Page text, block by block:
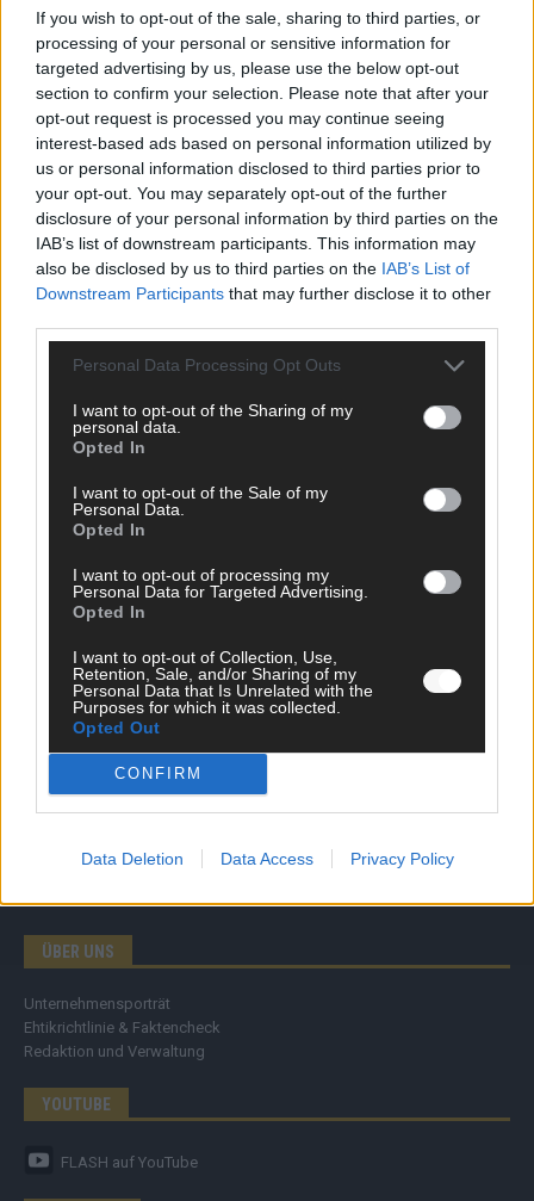
If you wish to opt-out of the sale, sharing to third parties, or
processing of your personal or sensitive information for
targeted advertising by us, please use the below opt-out
section to confirm your selection. Please note that after your
opt-out request is processed you may continue seeing
interest-based ads based on personal information utilized by
us or personal information disclosed to third parties prior to
your opt-out. You may separately opt-out of the further
disclosure of your personal information by third parties on the
IAB’s list of downstream participants. This information may
also be disclosed by us to third parties on the IAB’s List of
Downstream Participants that may further disclose it to other
Personal Data Processing Opt Outs
I want to opt-out of the Sharing of my
personal data.
Opted In
I want to opt-out of the Sale of my
Personal Data.
Opted In
I want to opt-out of processing my
Personal Data for Targeted Advertising.
Opted In
I want to opt-out of Collection, Use,
Retention, Sale, and/or Sharing of my
Personal Data that Is Unrelated with the
Purposes for which it was collected.
Opted Out
CONFIRM
Data Deletion Data Access Privacy Policy
ANZEIGE
SCHNELL ZUM RESSORT
Nachrichten
Ratgeber
Wissen
Kommentar
Streams & Storys
Eurovision
FLASH – DAS VIDEOPORTAL
ÜBER UNS
Unternehmensporträt
Ehtikrichtlinie & Faktencheck
Redaktion und Verwaltung
YOUTUBE
FLASH auf YouTube